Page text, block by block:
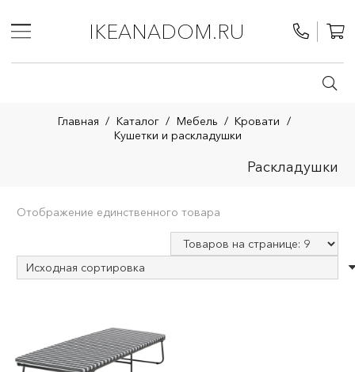
IKEANADOM.RU
Главная / Каталог / Мебель / Кровати /
Кушетки и раскладушки
Раскладушки
Отображение единственного товара